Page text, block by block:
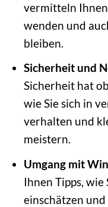
vermitteln
wenden und
bleiben.
Sicherheit und
Sicherheit hat
wie Sie sich in
verhalten und
meistern.
Umgang mit
Ihnen Tipps,
einschätzen